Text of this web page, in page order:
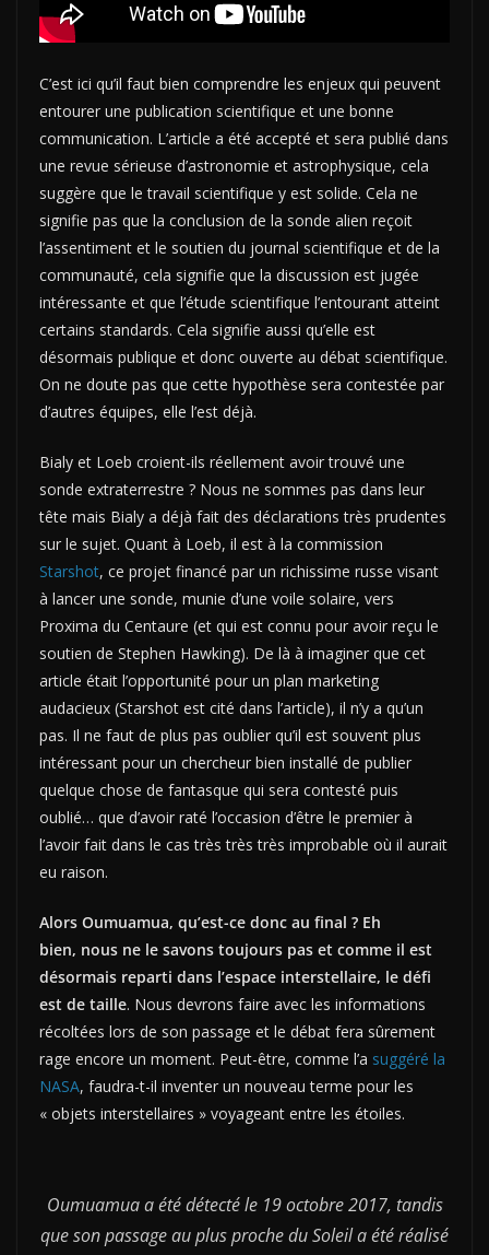
C’est ici qu’il faut bien comprendre les enjeux qui peuvent
entourer une publication scientifique et une bonne
communication. L’article a été accepté et sera publié dans
une revue sérieuse d’astronomie et astrophysique, cela
suggère que le travail scientifique y est solide. Cela ne
signifie pas que la conclusion de la sonde alien reçoit
l’assentiment et le soutien du journal scientifique et de la
communauté, cela signifie que la discussion est jugée
intéressante et que l’étude scientifique l’entourant atteint
certains standards. Cela signifie aussi qu’elle est
désormais publique et donc ouverte au débat scientifique.
On ne doute pas que cette hypothèse sera contestée par
d’autres équipes, elle l’est déjà.
Bialy et Loeb croient-ils réellement avoir trouvé une
sonde extraterrestre ? Nous ne sommes pas dans leur
tête mais Bialy a déjà fait des déclarations très prudentes
sur le sujet. Quant à Loeb, il est à la commission
Starshot, ce projet financé par un richissime russe visant
à lancer une sonde, munie d’une voile solaire, vers
Proxima du Centaure (et qui est connu pour avoir reçu le
soutien de Stephen Hawking). De là à imaginer que cet
article était l’opportunité pour un plan marketing
audacieux (Starshot est cité dans l’article), il n’y a qu’un
pas. Il ne faut de plus pas oublier qu’il est souvent plus
intéressant pour un chercheur bien installé de publier
quelque chose de fantasque qui sera contesté puis
oublié… que d’avoir raté l’occasion d’être le premier à
l’avoir fait dans le cas très très très improbable où il aurait
eu raison.
Alors Oumuamua, qu’est-ce donc au final ? Eh
bien, nous ne le savons toujours pas et comme il est
désormais reparti dans l’espace interstellaire, le défi
est de taille. Nous devrons faire avec les informations
récoltées lors de son passage et le débat fera sûrement
rage encore un moment. Peut-être, comme l’a suggéré la
NASA, faudra-t-il inventer un nouveau terme pour les
« objets interstellaires » voyageant entre les étoiles.
Oumuamua a été détecté le 19 octobre 2017, tandis
que son passage au plus proche du Soleil a été réalisé